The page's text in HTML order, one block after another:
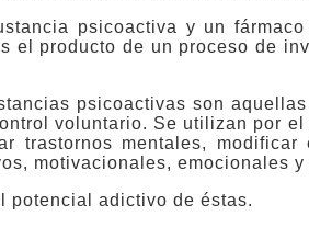
psicoactiva y un
el producto de un proceso de
psicoactivas son
voluntario. Se utilizan por
trastornos mentales,
motivacionales, emocionales y
potencial adictivo de éstas.